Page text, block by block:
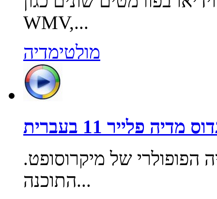
WMV,...
מולטימדיה
מדיה פלייר 11 בעברית
הפופולרי של מיקרוסופט.
התוכנה...